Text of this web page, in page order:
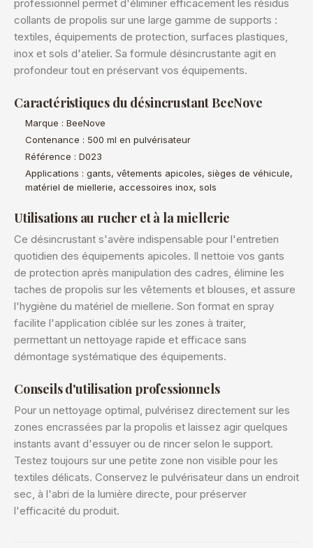
professionnel permet d'éliminer efficacement les résidus
collants de propolis sur une large gamme de supports :
textiles, équipements de protection, surfaces plastiques,
inox et sols d'atelier. Sa formule désincrustante agit en
profondeur tout en préservant vos équipements.
Caractéristiques du désincrustant BeeNove
Marque : BeeNove
Contenance : 500 ml en pulvérisateur
Référence : D023
Applications : gants, vêtements apicoles, sièges de véhicule,
matériel de miellerie, accessoires inox, sols
Utilisations au rucher et à la miellerie
Ce désincrustant s'avère indispensable pour l'entretien
quotidien des équipements apicoles. Il nettoie vos gants
de protection après manipulation des cadres, élimine les
taches de propolis sur les vêtements et blouses, et assure
l'hygiène du matériel de miellerie. Son format en spray
facilite l'application ciblée sur les zones à traiter,
permettant un nettoyage rapide et efficace sans
démontage systématique des équipements.
Conseils d'utilisation professionnels
Pour un nettoyage optimal, pulvérisez directement sur les
zones encrassées par la propolis et laissez agir quelques
instants avant d'essuyer ou de rincer selon le support.
Testez toujours sur une petite zone non visible pour les
textiles délicats. Conservez le pulvérisateur dans un endroit
sec, à l'abri de la lumière directe, pour préserver
l'efficacité du produit.